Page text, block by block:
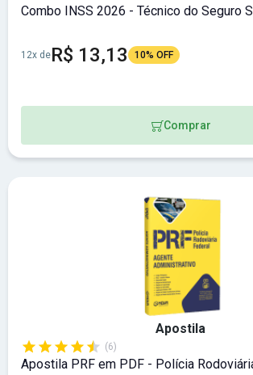
Combo INSS 2026 - Técnico do Seguro
12x deR$ 13,13 10% OFF
Comprar
Apostila
(6)
Apostila PRF em PDF - Polícia